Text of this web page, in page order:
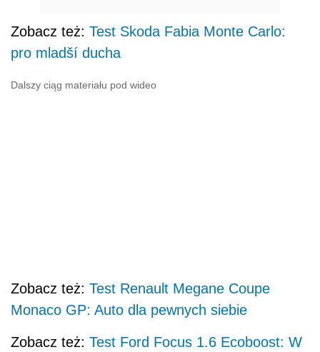
Zobacz też: Test Skoda Fabia Monte Carlo:
pro mladší ducha
Dalszy ciąg materiału pod wideo
Zobacz też: Test Renault Megane Coupe
Monaco GP: Auto dla pewnych siebie
Zobacz też: Test Ford Focus 1.6 Ecoboost: W